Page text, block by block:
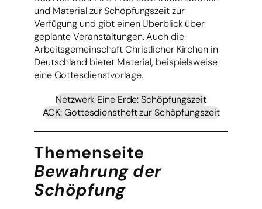
und Material zur Schöpfungszeit zur
Verfügung und gibt einen Überblick über
geplante Veranstaltungen. Auch die
Arbeitsgemeinschaft Christlicher Kirchen in
Deutschland bietet Material, beispielsweise
eine Gottesdienstvorlage.
Netzwerk Eine Erde: Schöpfungszeit
ACK: Gottesdienstheft zur Schöpfungszeit
Themenseite
Bewahrung der
Schöpfung